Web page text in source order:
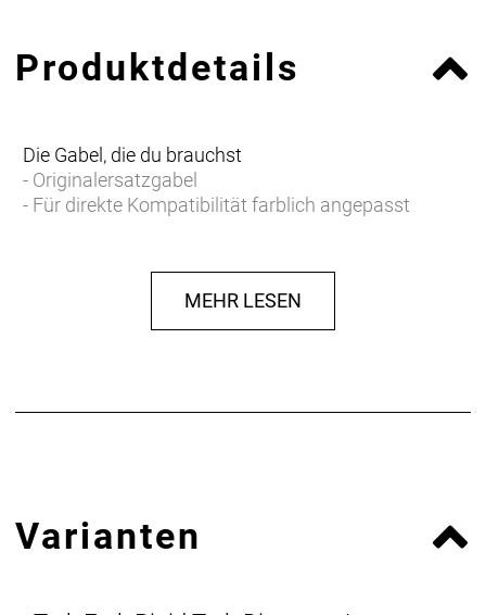
Produktdetails
Die Gabel, die du brauchst
- Originalersatzgabel
- Für direkte Kompatibilität farblich angepasst
MEHR LESEN
Varianten